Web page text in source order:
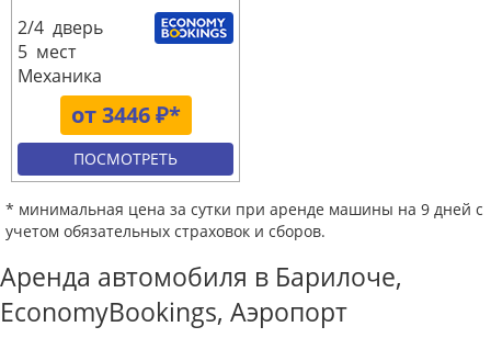
от 3446 ₽*
2/4 дверь
5 мест
Механика
ПОСМОТРЕТЬ
* минимальная цена за сутки при аренде машины на 9 дней с
учетом обязательных страховок и сборов.
Аренда автомобиля в Барилоче,
EconomyBookings, Аэропорт